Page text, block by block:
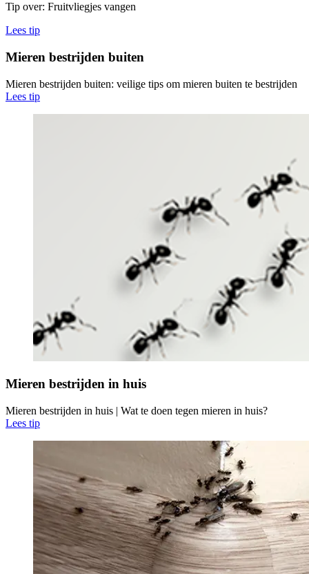
Tip over: Fruitvliegjes vangen
Lees tip
Mieren bestrijden buiten
Mieren bestrijden buiten: veilige tips om mieren buiten te bestrijden
Lees tip
Mieren bestrijden in huis
Mieren bestrijden in huis | Wat te doen tegen mieren in huis?
Lees tip